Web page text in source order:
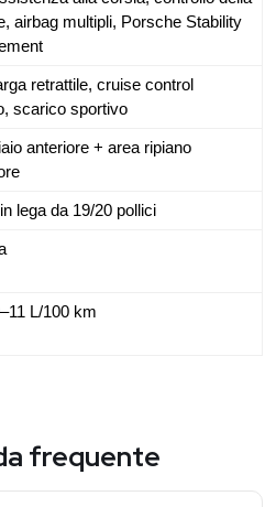
airbag multipli, Porsche Stability
retrattile, cruise control
scarico sportivo
anteriore + area ripiano
lega da 19/20 pollici
L/100 km
frequente